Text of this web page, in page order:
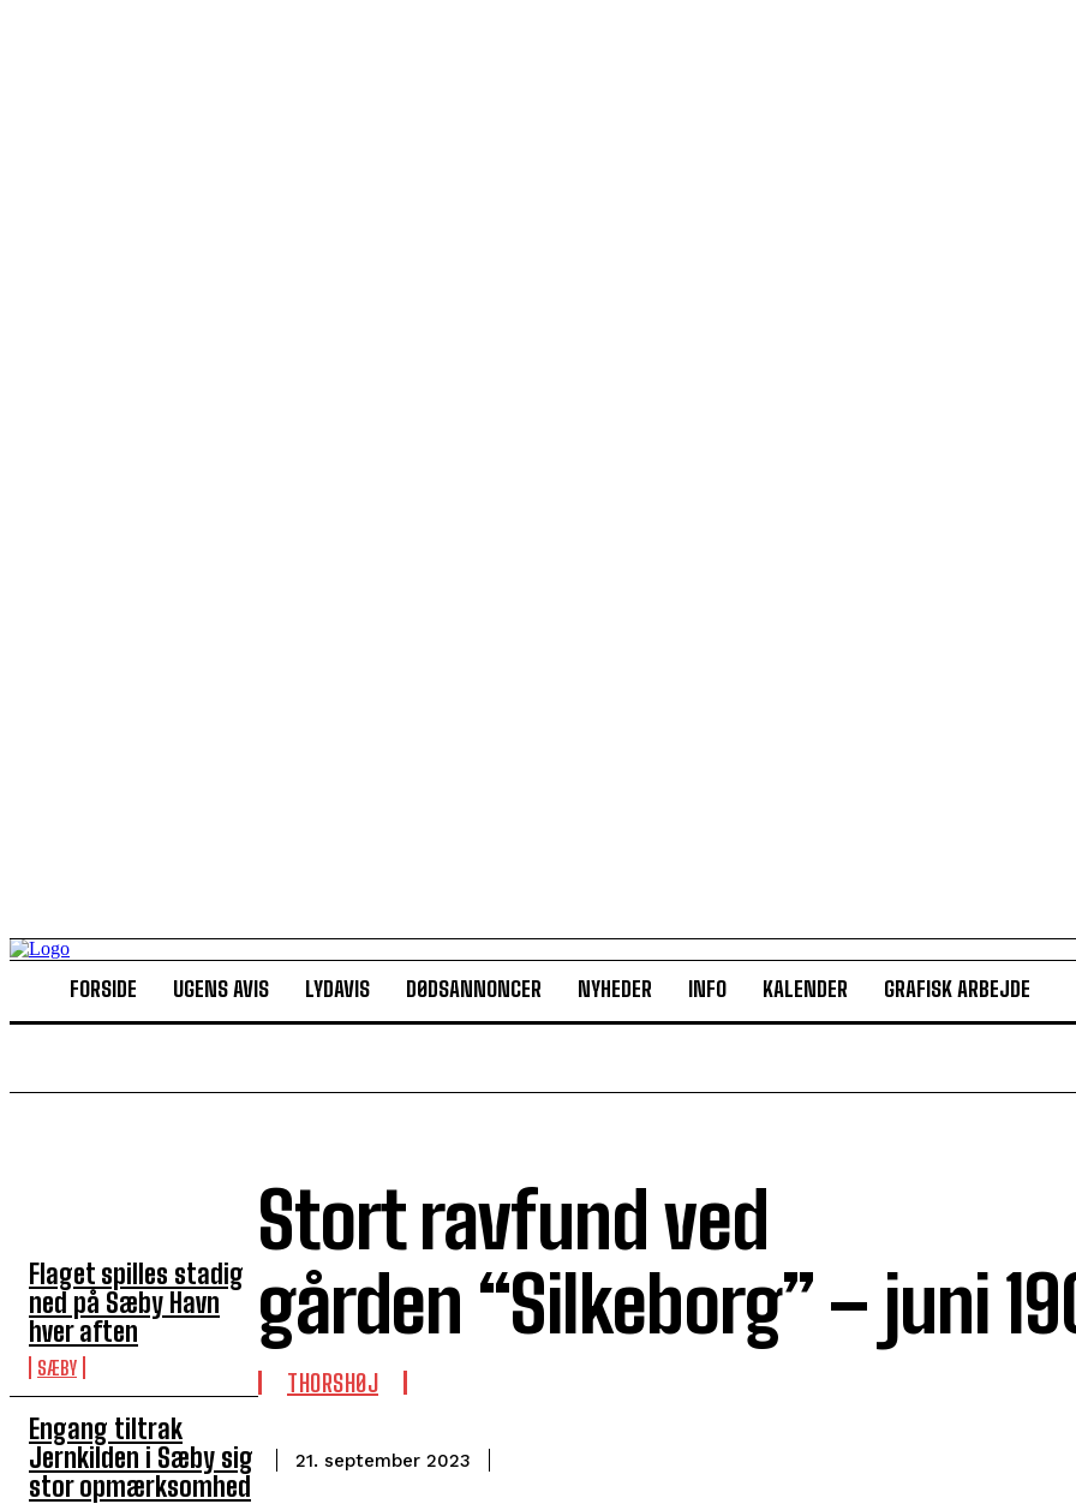
FORSIDE UGENS AVIS LYDAVIS DØDSANNONCER NYHEDER INFO KALENDER GRAFISK ARBEJDE
Flaget spilles stadig
ned på Sæby Havn
hver aften
SÆBY
Engang tiltrak
Jernkilden i Sæby sig
stor opmærksomhed
Stort ravfund ved
gården “Silkeborg” – juni
THORSHØJ
21. september 2023